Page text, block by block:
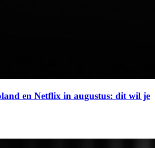
en Netflix in augustus: dit wil je